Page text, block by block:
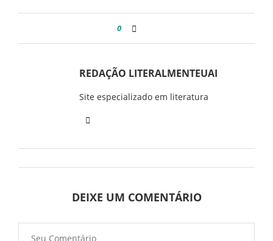
0
REDAÇÃO LITERALMENTEUAI
Site especializado em literatura
DEIXE UM COMENTÁRIO